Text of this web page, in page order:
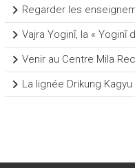
Regarder les
Vajra Yoginī, la « Yoginī
Venir au Centre Mila
La lignée Drikung Kagyu